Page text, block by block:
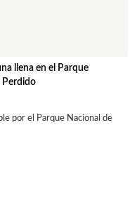
llena en el Parque
Perdido
por el Parque Nacional de